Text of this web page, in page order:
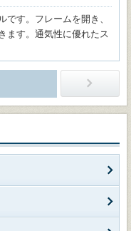
です。フレームを開き、
ます。通気性に優れたス